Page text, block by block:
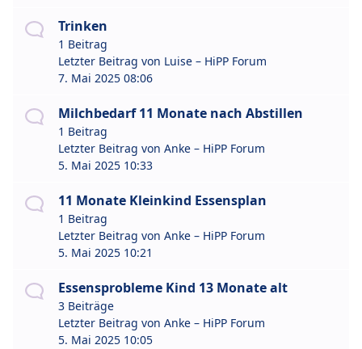
Trinken
1 Beitrag
Letzter Beitrag von Luise – HiPP Forum
7. Mai 2025 08:06
Milchbedarf 11 Monate nach Abstillen
1 Beitrag
Letzter Beitrag von Anke – HiPP Forum
5. Mai 2025 10:33
11 Monate Kleinkind Essensplan
1 Beitrag
Letzter Beitrag von Anke – HiPP Forum
5. Mai 2025 10:21
Essensprobleme Kind 13 Monate alt
3 Beiträge
Letzter Beitrag von Anke – HiPP Forum
5. Mai 2025 10:05